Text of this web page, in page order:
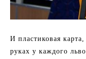
И пластиковая
руках у каждого